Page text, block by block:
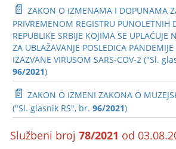
📄 ZAKON O IZMENAMA I DOPUNAMA
PRIVREMENOM REGISTRU PUNOLETNIH
REPUBLIKE SRBIJE KOJIMA SE UPLAĆUJE
ZA UBLAŽAVANJE POSLEDICA
IZAZVANE VIRUSOM SARS-COV-2 ("Sl.
96/2021)
📄 ZAKON O IZMENI ZAKONA O
("Sl. glasnik RS", br.96/2021)
Službeni broj78/2021 od